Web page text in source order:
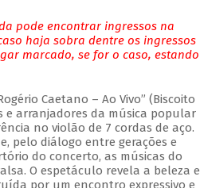
pode encontrar ingressos na
haja sobra dentre os ingressos
marcado, se for o caso, estando
Caetano – Ao Vivo” (Biscoito
e arranjadores da música popular
no violão de 7 cordas de aço.
pelo diálogo entre gerações e
do concerto, as músicas do
O espetáculo revela a beleza e